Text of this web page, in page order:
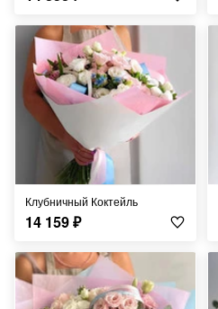
Клубничный Коктейль
14 159₽